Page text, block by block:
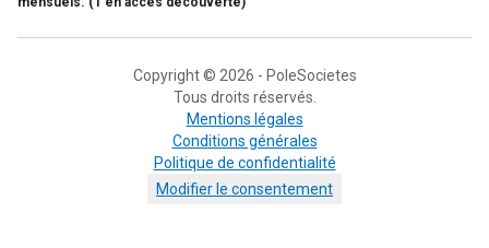
Copyright © 2026 - PoleSocietes
Tous droits réservés.
Mentions légales
Conditions générales
Politique de confidentialité
Modifier le consentement